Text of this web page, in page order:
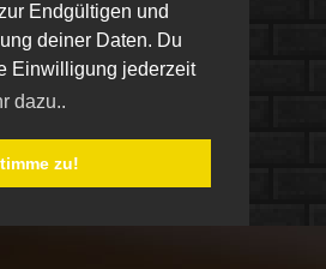
Endgültigen und
deiner Daten. Du
Einwilligung jederzeit
dazu..
zu!